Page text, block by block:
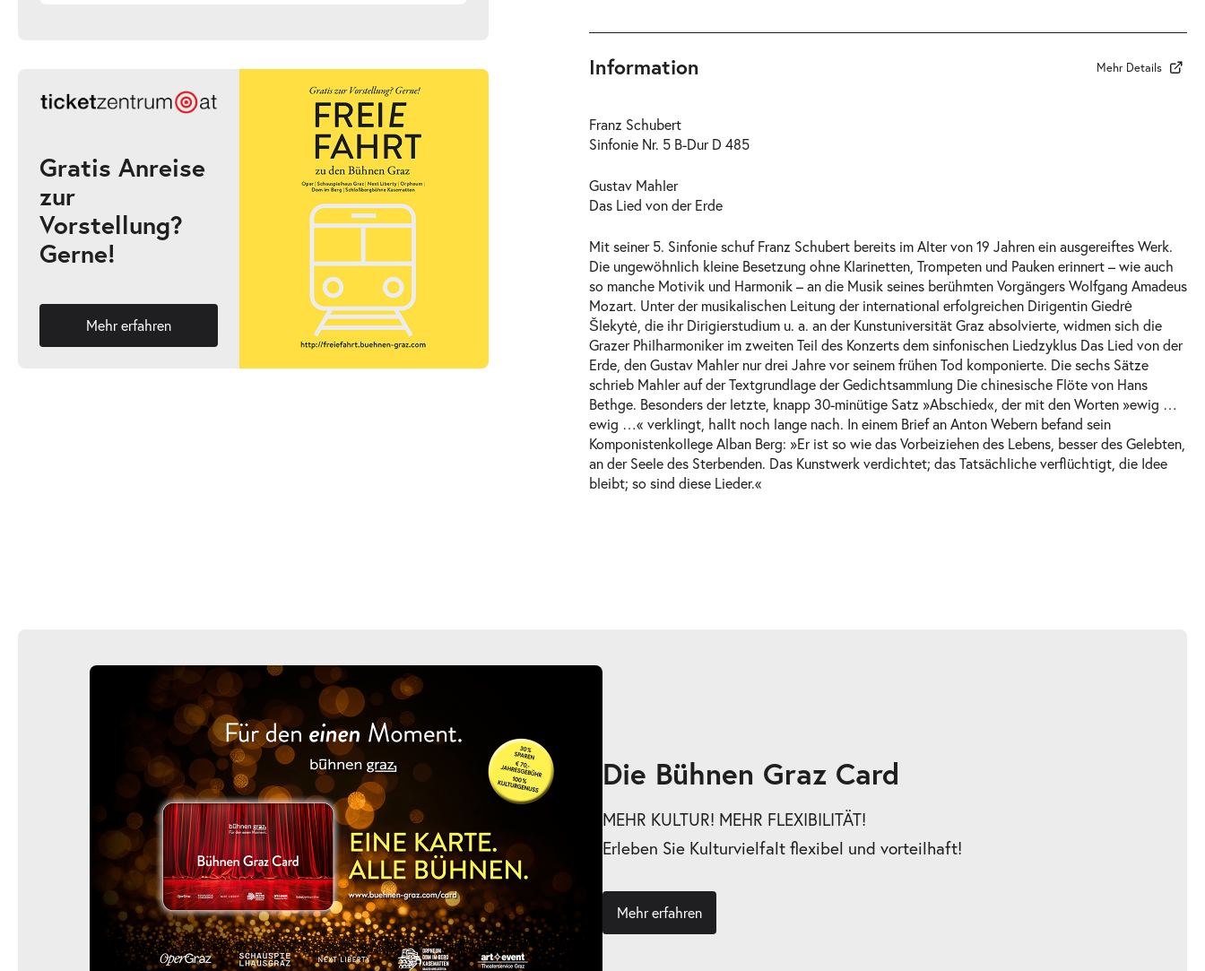
Gratis Anreise
zur
Vorstellung?
Gerne!
Mehr erfahren
Information Mehr Details
Franz Schubert
Sinfonie Nr. 5 B-Dur D 485
Gustav Mahler
Das Lied von der Erde
Mit seiner 5. Sinfonie schuf Franz Schubert bereits im Alter von 19 Jahren ein ausgereiftes Werk.
Die ungewöhnlich kleine Besetzung ohne Klarinetten, Trompeten und Pauken erinnert – wie auch
so manche Motivik und Harmonik – an die Musik seines berühmten Vorgängers Wolfgang Amadeus
Mozart. Unter der musikalischen Leitung der international erfolgreichen Dirigentin Giedrė
Šlekytė, die ihr Dirigierstudium u. a. an der Kunstuniversität Graz absolvierte, widmen sich die
Grazer Philharmoniker im zweiten Teil des Konzerts dem sinfonischen Liedzyklus Das Lied von der
Erde, den Gustav Mahler nur drei Jahre vor seinem frühen Tod komponierte. Die sechs Sätze
schrieb Mahler auf der Textgrundlage der Gedichtsammlung Die chinesische Flöte von Hans
Bethge. Besonders der letzte, knapp 30-minütige Satz »Abschied«, der mit den Worten »ewig …
ewig …« verklingt, hallt noch lange nach. In einem Brief an Anton Webern befand sein
Komponistenkollege Alban Berg: »Er ist so wie das Vorbeiziehen des Lebens, besser des Gelebten,
an der Seele des Sterbenden. Das Kunstwerk verdichtet; das Tatsächliche verflüchtigt, die Idee
bleibt; so sind diese Lieder.«
Die Bühnen Graz Card
MEHR KULTUR! MEHR FLEXIBILITÄT!
Erleben Sie Kulturvielfalt flexibel und vorteilhaft!
Mehr erfahren